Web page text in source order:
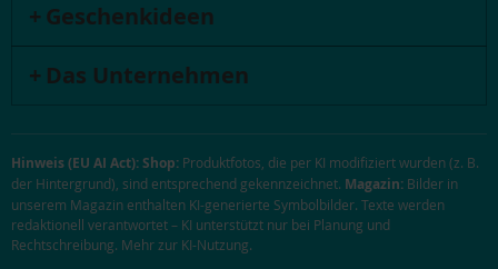
Geschenkideen
Das Unternehmen
Hinweis (EU AI Act):Shop: Produktfotos, die per KI modifiziert wurden (z. B.
der Hintergrund), sind entsprechend gekennzeichnet. Magazin: Bilder in
unserem Magazin enthalten KI-generierte Symbolbilder. Texte werden
redaktionell verantwortet – KI unterstützt nur bei Planung und
Rechtschreibung. Mehr zur KI-Nutzung.